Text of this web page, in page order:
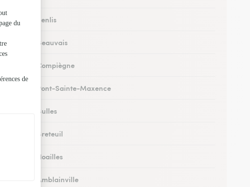
Fleuristes à Senlis
à Beauvais
Fleuristes à Compiègne
Fleuristes à Pont-Sainte-Maxence
Fleuristes à Bulles
Fleuristes à Breteuil
Fleuristes à Noailles
Fleuristes à Amblainville